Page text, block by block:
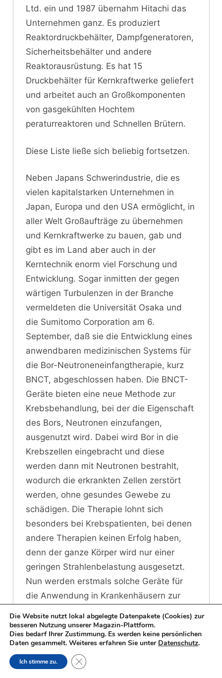
Ltd. ein und 1987 übernahm Hitachi das
Unternehmen ganz. Es produziert
Reaktordruckbehälter, Dampfgeneratoren,
Sicherheitsbehälter und andere
Reaktorausrüstung. Es hat 15
Druckbehälter für Kernkraftwerke geliefert
und arbeitet auch an Großkomponenten
von gasgekühlten Hochtem
peraturreaktoren und Schnellen Brütern.
Diese Liste ließe sich beliebig fortsetzen.
Neben Japans Schwerindustrie, die es
vielen kapitalstarken Unternehmen in
Japan, Europa und den USA ermöglicht, in
aller Welt Großaufträge zu übernehmen
und Kernkraftwerke zu bauen, gab und
gibt es im Land aber auch in der
Kerntechnik enorm viel Forschung und
Entwicklung. Sogar inmitten der gegen
wärtigen Turbulenzen in der Branche
vermeldeten die Universität Osaka und
die Sumitomo Corporation am 6.
September, daß sie die Entwicklung eines
anwendbaren medizinischen Systems für
die Bor-Neutroneneinfangtherapie, kurz
BNCT, abgeschlossen haben. Die BNCT-
Geräte bieten eine neue Methode zur
Krebsbehandlung, bei der die Eigenschaft
des Bors, Neutronen einzufangen,
ausgenutzt wird. Dabei wird Bor in die
Krebszellen eingebracht und diese
werden dann mit Neutronen bestrahlt,
wodurch die erkrankten Zellen zerstört
werden, ohne gesundes Gewebe zu
schädigen. Die Therapie lohnt sich
besonders bei Krebspatienten, bei denen
andere Therapien keinen Erfolg haben,
denn der ganze Körper wird nur einer
geringen Strahlenbelastung ausgesetzt.
Nun werden erstmals solche Geräte für
die Anwendung in Krankenhäusern zur
ENERGIEPOLITIK
DRUCKBEHÄLTER
Die Website nutzt lokal abgelegte Datenpakete (Cookies) zur
besseren Nutzung unserer Magazin-Plattform.
Dies bedarf Ihrer Zustimmung. Es werden keine persönlichen
Daten gesammelt. Weiteres erfahren Sie unter Datenschutz.
Ich stimme zu. Close GDPR Cookie Banner